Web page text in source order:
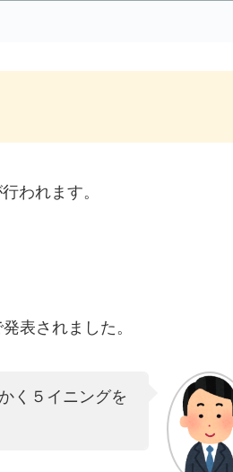
われます。
表されました。
く５イニングを